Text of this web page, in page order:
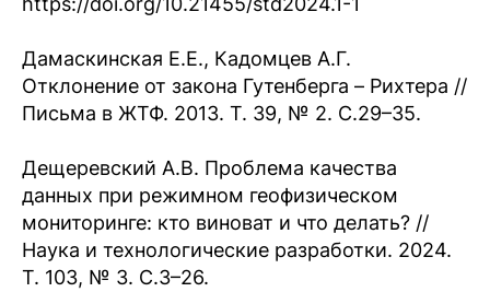
Дамаскинская Е.Е., Кадомцев А.Г.
Отклонение от закона Гутенберга – Рихтера //
Письма в ЖТФ. 2013. Т. 39, № 2. С.29–35.
Дещеревский А.В. Проблема качества
данных при режимном геофизическом
мониторинге: кто виноват и что делать? //
Наука и технологические разработки. 2024.
Т. 103, № 3. С.3–26.